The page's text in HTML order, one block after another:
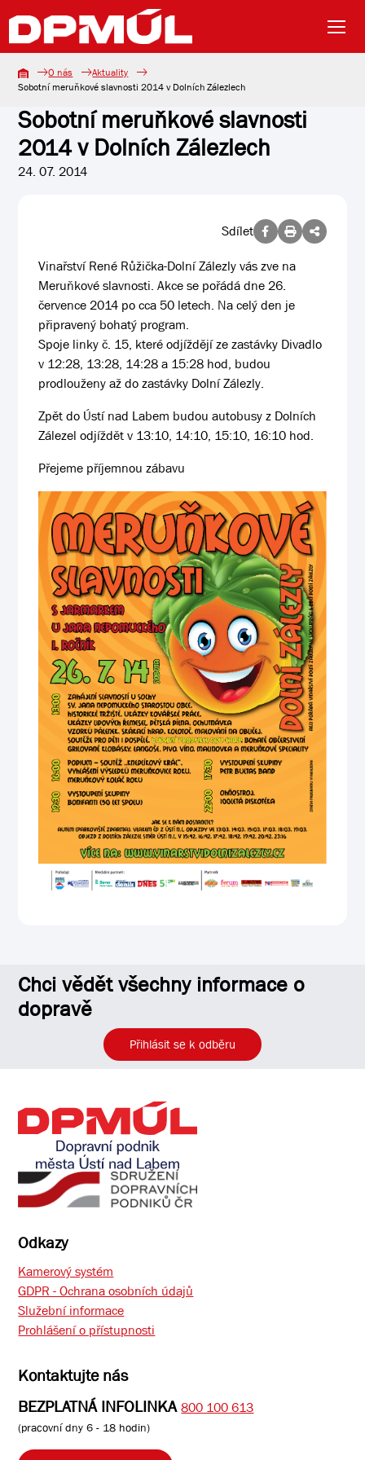
O nás
Aktuality
Sobotní meruňkové slavnosti 2014 v Dolních Zálezlech
Sobotní meruňkové slavnosti
2014 v Dolních Zálezlech
24. 07. 2014
Sdílet
Vinařství René Růžička-Dolní Zálezly vás zve na
Meruňkové slavnosti. Akce se pořádá dne 26.
července 2014 po cca 50 letech. Na celý den je
připravený bohatý program.
Spoje linky č. 15, které odjíždějí ze zastávky Divadlo
v 12:28, 13:28, 14:28 a 15:28 hod, budou
prodlouženy až do zastávky Dolní Zálezly.
Zpět do Ústí nad Labem budou autobusy z Dolních
Zálezel odjíždět v 13:10, 14:10, 15:10, 16:10 hod.
Přejeme příjemnou zábavu
Chci vědět všechny informace o
dopravě
Přihlásit se k odběru
Odkazy
Kamerový systém
GDPR - Ochrana osobních údajů
Služební informace
Prohlášení o přístupnosti
Kontaktujte nás
BEZPLATNÁ INFOLINKA 800 100 613
(pracovní dny 6 - 18 hodin)